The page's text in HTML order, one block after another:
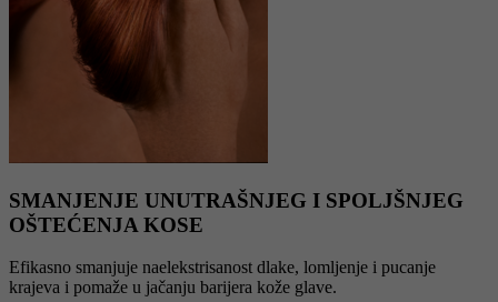
SMANJENJE UNUTRAŠNJEG I SPOLJŠNJEG
OŠTEĆENJA KOSE
Efikasno smanjuje naelekstrisanost dlake, lomljenje i pucanje
krajeva i pomaže u jačanju barijera kože glave.